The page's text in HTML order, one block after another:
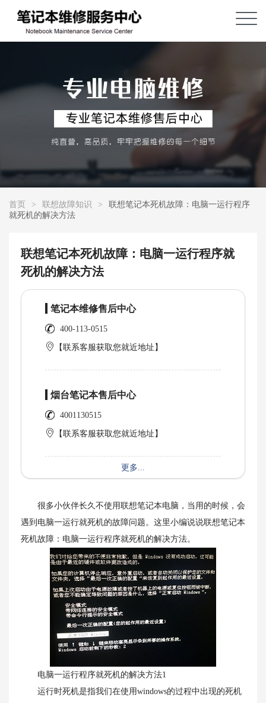
首页 > 联想故障知识 >
联想笔记本死机故障：电脑一运行程序
就死机的解决方法
联想笔记本死机故障：电脑一运行程序就
死机的解决方法
笔记本维修售后中心
400-113-0515
【联系客服获取您就近地址】
烟台笔记本售后中心
4001130515
【联系客服获取您就近地址】
更多...
很多小伙伴长久不使用联想笔记本电脑，当用的时候，会
遇到电脑一运行就死机的故障问题。这里小编说说联想笔记本
死机故障：电脑一运行程序就死机的解决方法。
电脑一运行程序就死机的解决方法1
运行时死机是指我们在使用windows的过程中出现的死机